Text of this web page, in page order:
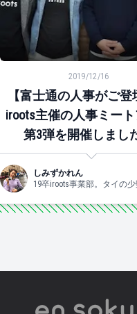
壇！】新卒スカウトサ
【富士通の人事がご登壇
2019/12/16
【富士通の人事がご登
iroots主催の人事ミー
第3弾を開催しまし
しみずかれん
19卒iroots事業部。タイの少
験があります。 好きなも